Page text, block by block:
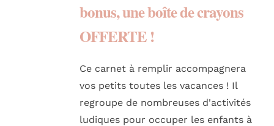
bonus,une boîte de crayons
OFFERTE !
Ce carnet à remplir accompagnera
vos petits toutes les vacances ! Il
regroupe de nombreuses d'activités
ludiques pour occuper les enfants à